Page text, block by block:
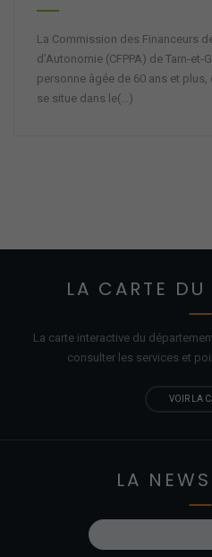
La Commission des Financeurs
d’Autonomie (CFPPA) de Tarn-et-
personne âgée de 60 ans et
se situe dans le(...)
LA CARTE DU
La carte interactive du
consulter les services et
VOIR LA
LA